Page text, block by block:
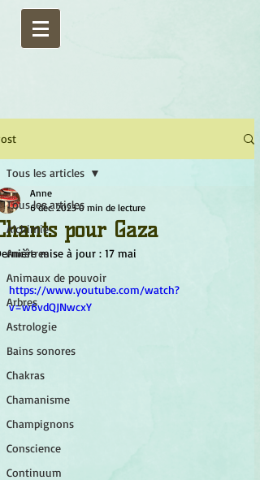
Tous les articles
Alchimie
Ancêtres
Animaux de pouvoir
Arbres
Astrologie
Bains sonores
Chakras
Chamanisme
Champignons
Conscience
Continuum
Tous les articles
pour Gaza
Anne
6 déc. 2023 0 min de lecture
mise à jour : 17 mai
https://www.youtube.com/watch?
v=w6vdQJNwcxY